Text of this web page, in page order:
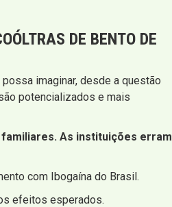
DE BENTO DE
imaginar, desde a questão
potencializados e mais
As instituições erram
com Ibogaína do Brasil.
efeitos esperados.